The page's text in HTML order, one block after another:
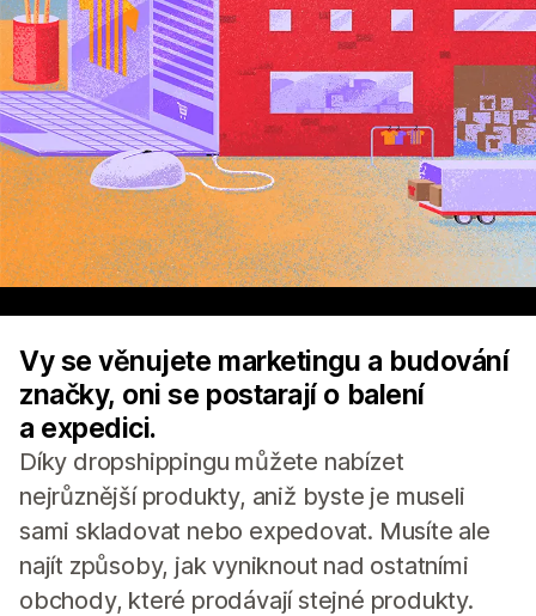
Vy se věnujete marketingu a budování
značky, oni se postarají o balení
a expedici.
Díky dropshippingu můžete nabízet
nejrůznější produkty, aniž byste je museli
sami skladovat nebo expedovat. Musíte ale
najít způsoby, jak vyniknout nad ostatními
obchody, které prodávají stejné produkty.